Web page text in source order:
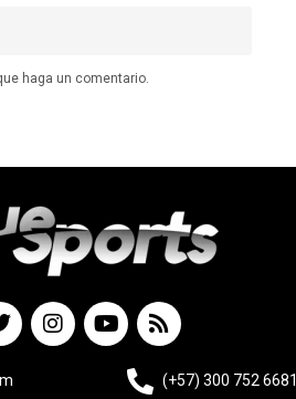
haga un comentario.
(+57) 300 752 6681